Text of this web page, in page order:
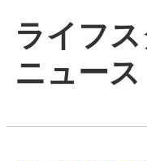
ライフ
ニュース